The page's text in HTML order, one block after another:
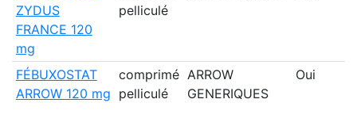
ZYDUS
FRANCE 120
mg
pelliculé
FÉBUXOSTAT
ARROW 120 mg
comprimé
pelliculé
ARROW
GENERIQUES
Oui